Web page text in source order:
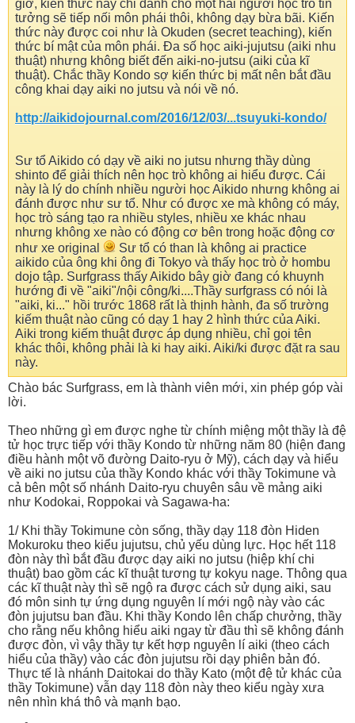
giờ, kiến thức này chỉ dành cho một hai người học trò tin
tưởng sẽ tiếp nối môn phái thôi, không dạy bừa bãi. Kiến
thức này được coi như là Okuden (secret teaching), kiến
thức bí mật của môn phái. Đa số học aiki-jujutsu (aiki nhu
thuật) nhưng không biết đến aiki-no-jutsu (aiki của kĩ
thuật). Chắc thầy Kondo sợ kiến thức bị mất nên bắt đầu
công khai dạy aiki no jutsu và nói về nó.
http://aikidojournal.com/2016/12/03/...tsuyuki-kondo/
Sư tổ Aikido có dạy về aiki no jutsu nhưng thầy dùng
shinto để giải thích nên học trò không ai hiểu được. Cái
này là lý do chính nhiều người học Aikido nhưng không ai
đánh được như sư tổ. Như có được xe mà không có máy,
học trò sáng tạo ra nhiều styles, nhiều xe khác nhau
nhưng không xe nào có động cơ bên trong hoặc động cơ
như xe original
Sư tổ có than là không ai practice
aikido của ông khi ông đi Tokyo và thấy học trò ở hombu
dojo tập. Surfgrass thấy Aikido bây giờ đang có khuynh
hướng đi về "aiki"/nội công/ki....Thầy surfgrass có nói là
"aiki, ki..." hồi trước 1868 rất là thịnh hành, đa số trường
kiếm thuật nào cũng có dạy 1 hay 2 hình thức của Aiki.
Aiki trong kiếm thuật được áp dụng nhiều, chỉ gọi tên
khác thôi, không phải là ki hay aiki. Aiki/ki được đặt ra sau
này.
Chào bác Surfgrass, em là thành viên mới, xin phép góp vài
lời.
Theo những gì em được nghe từ chính miệng một thầy là đệ
tử học trực tiếp với thầy Kondo từ những năm 80 (hiện đang
điều hành một võ đường Daito-ryu ở Mỹ), cách dạy và hiểu
về aiki no jutsu của thầy Kondo khác với thầy Tokimune và
cả bên một số nhánh Daito-ryu chuyên sâu về mảng aiki
như Kodokai, Roppokai và Sagawa-ha:
1/ Khi thầy Tokimune còn sống, thầy dạy 118 đòn Hiden
Mokuroku theo kiểu jujutsu, chủ yếu dùng lực. Học hết 118
đòn này thì bắt đầu được dạy aiki no jutsu (hiệp khí chi
thuật) bao gồm các kĩ thuật tương tự kokyu nage. Thông qua
các kĩ thuật này thì sẽ ngộ ra được cách sử dụng aiki, sau
đó môn sinh tự ứng dụng nguyên lí mới ngộ này vào các
đòn jujutsu ban đầu. Khi thầy Kondo lên chấp chưởng, thầy
cho rằng nếu không hiểu aiki ngay từ đầu thì sẽ không đánh
được đòn, vì vậy thầy tự kết hợp nguyên lí aiki (theo cách
hiểu của thầy) vào các đòn jujutsu rồi dạy phiên bản đó.
Thực tế là nhánh Daitokai do thầy Kato (một đệ tử khác của
thầy Tokimune) vẫn dạy 118 đòn này theo kiểu ngày xưa
nên nhìn khá thô và mạnh bạo.